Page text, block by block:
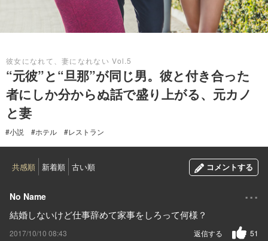
彼女になれて、妻になれない Vol.5
“元彼”と“旦那”が同じ男。彼と付き合った
者にしか分からぬ話で盛り上がる、元カノ
と妻
#小説 #ホテル #レストラン
共感順 新着順 古い順 コメントする
No Name ...
結婚しないけど仕事辞めて家事をしろって何様？
2017/10/10 08:43 51
返信する